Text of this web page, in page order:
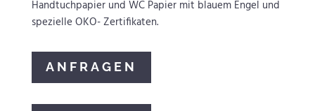
Handtuchpapier und WC Papier mit blauem Engel und
spezielle OKO- Zertifikaten.
ANFRAGEN